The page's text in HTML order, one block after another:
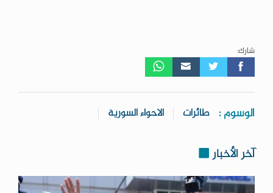
شارك:
الوسوم : طائرات الاحواء السورية
آخر الأخبار